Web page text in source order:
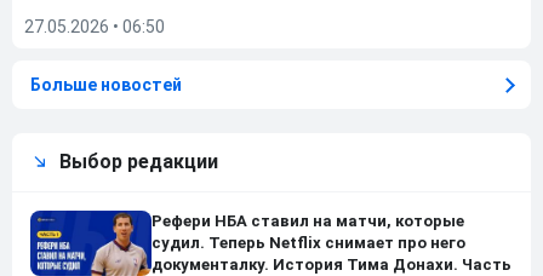
27.05.2026 • 06:50
Больше новостей
Выбор редакции
Рефери НБА ставил на матчи, которые
судил. Теперь Netflix снимает про него
документалку. История Тима Донахи. Часть